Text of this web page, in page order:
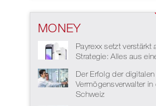
MONEY
Payrexx setzt verstärkt
Strategie: Alles aus
Der Erfolg der digitalen
Vermögensverwalter in
Schweiz